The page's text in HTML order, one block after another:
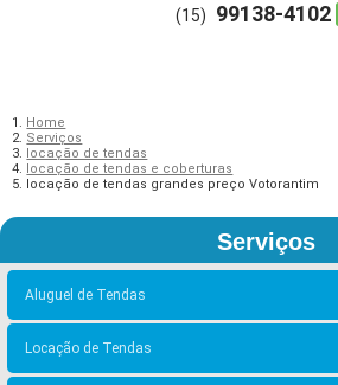
(15) 99138-4102
Home
Serviços
locação de tendas
locação de tendas e coberturas
locação de tendas grandes preço Votorantim
Serviços
Aluguel de Tendas
Locação de Tendas